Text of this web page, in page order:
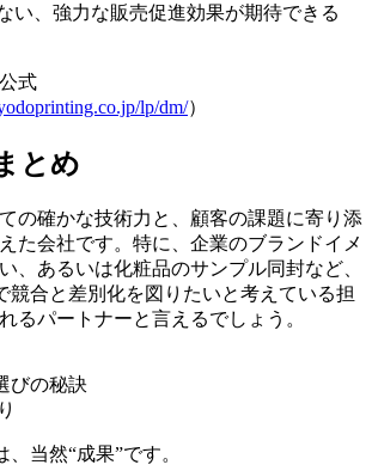
い、強力な販売促進効果が期待できる
式
lp/dm/）
とめ
の確かな技術力 と、 顧客の課題に寄り添
た会社です。特に、企業のブランドイメ
、あるいは化粧品のサンプル同封など、
競合と差別化を図りたいと考えている担
るパートナーと言えるでしょう。
びの秘訣
当然“成果”です。